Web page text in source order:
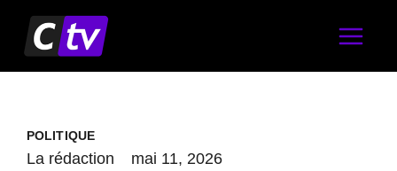
contenu
POLITIQUE
La rédaction mai 11, 2026